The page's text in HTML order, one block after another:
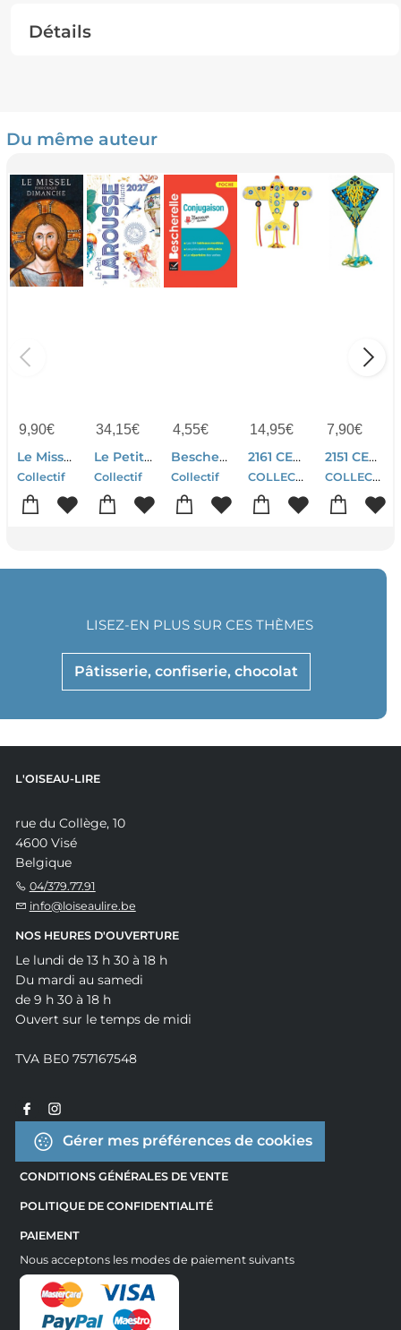
Détails
Du même auteur
9,90€
Le Missel Pour Chaque Dimanche (edition 2027)
Collectif
34,15€
Le Petit Larousse Illustre (edition 2027)
Collectif
4,55€
Bescherelle : Conjugaison
Collectif
14,95€
2161 CERF VOLANT MAXI PLANE
COLLECTIF
7,90€
2151 CERF VOLANT HIBOO
COLLECTIF
Pâtisserie, confiserie, chocolat
LISEZ-EN PLUS SUR CES THÈMES
L'OISEAU-LIRE
rue du Collège, 10
4600 Visé
Belgique
04/379.77.91
info@loiseaulire.be
NOS HEURES D'OUVERTURE
Le lundi de 13 h 30 à 18 h
Du mardi au samedi
de 9 h 30 à 18 h
Ouvert sur le temps de midi
TVA BE0 757167548
Gérer mes préférences de cookies
CONDITIONS GÉNÉRALES DE VENTE
POLITIQUE DE CONFIDENTIALITÉ
PAIEMENT
Nous acceptons les modes de paiement suivants